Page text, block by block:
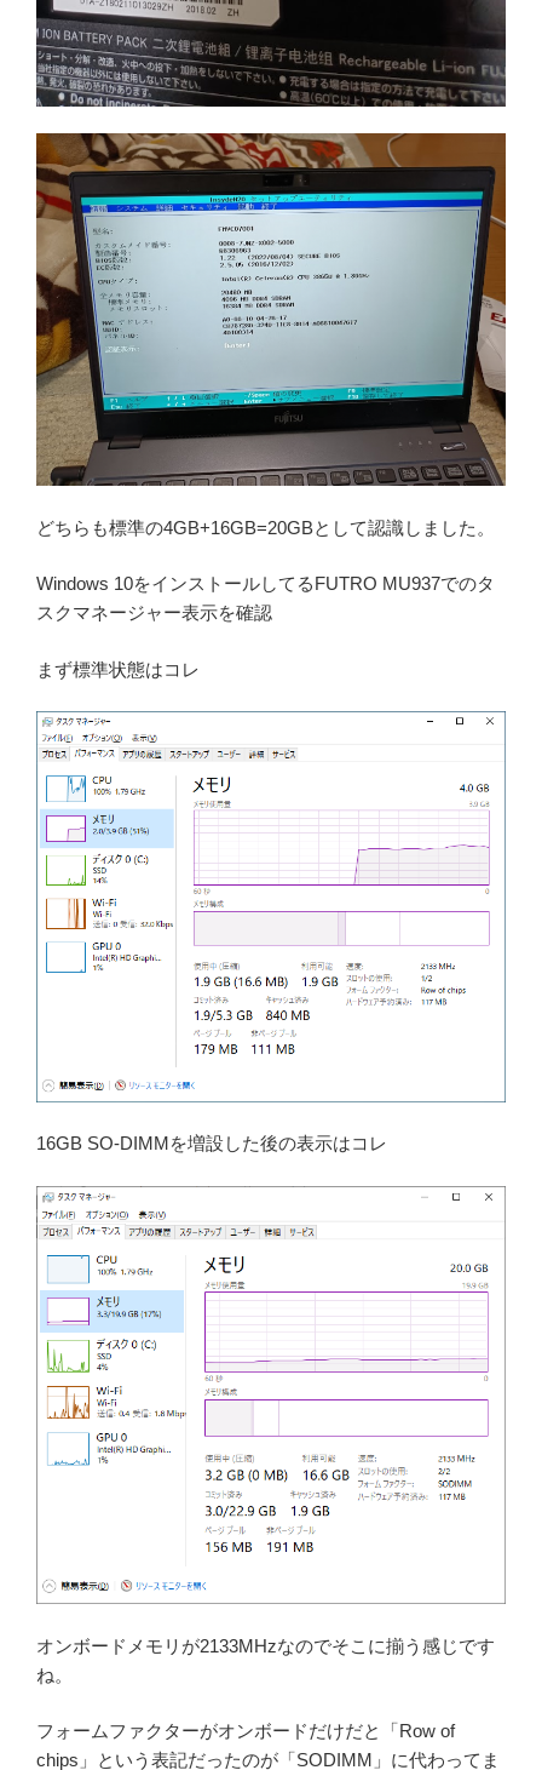
どちらも標準の4GB+16GB=20GBとして認識しました。
Windows 10をインストールしてるFUTRO MU937でのタ
スクマネージャー表示を確認
まず標準状態はコレ
16GB SO-DIMMを増設した後の表示はコレ
オンボードメモリが2133MHzなのでそこに揃う感じです
ね。
フォームファクターがオンボードだけだと「Row of
chips」という表記だったのが「SODIMM」に代わってま